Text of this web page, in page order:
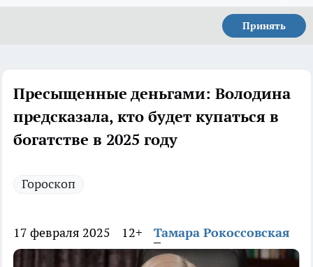
Принять
Пресыщенные деньгами: Володина
предсказала, кто будет купаться в
богатстве в 2025 году
Гороскоп
17 февраля 2025 12+ Тамара Рокоссовская